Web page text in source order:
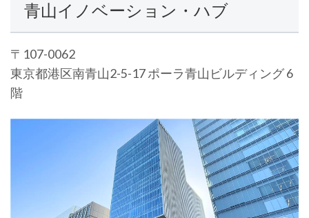
青山イノベーション・ハブ
〒107-0062
東京都港区南青山2-5-17 ポーラ青山ビルディング 6
階